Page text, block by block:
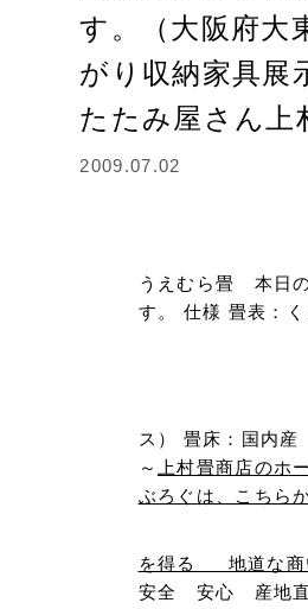
す。（大阪府大
がり収納家具
たたみ屋さん上
2009.07.02
うえむら畳 本日
す。 仕様 畳表：
ス） 畳床：国内
～
上村畳商店のホ
ぶろぐは、こちら
を得る 地道な
安全 安心 産地